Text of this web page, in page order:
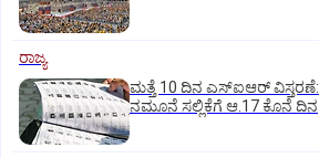
ರಾಜ್ಯ
ಮತ್ತೆ 10 ದಿನ ಎಸ್‌ಐಆರ್‌ ವಿಸ್ತರಣೆ:
ನಮೂನೆ ಸಲ್ಲಿಕೆಗೆ ಆ.17 ಕೊನೆ ದಿನ